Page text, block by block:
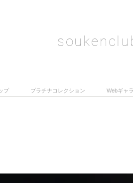
プ プラチナコレクション Webギャ